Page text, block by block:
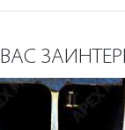
ВАС